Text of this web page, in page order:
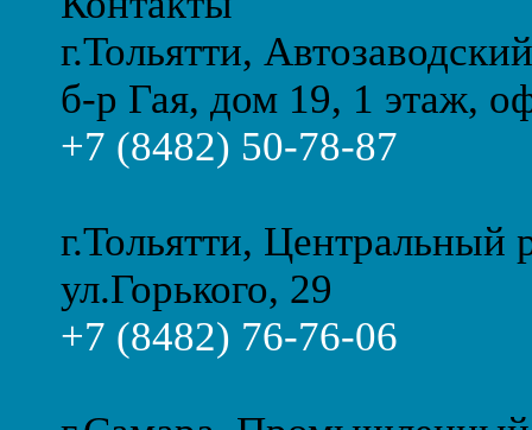
г.Тольятти,
б-р Гая, дом 19, 1 этаж,
+7 (8482) 50-78-87
г.Тольятти, Центральный
ул.Горького, 29
+7 (8482) 76-76-06